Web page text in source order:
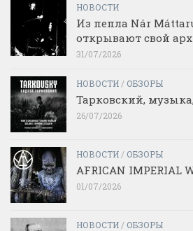
НОВОСТИ
Из пепла Nár
открывают свой
31/07/2026
НОВОСТИ / ОБЗОРЫ
Тарковский,
26/07/2026
НОВОСТИ / ОБЗОРЫ
AFRICAN IMPERIAL
01/07/2026
НОВОСТИ / ОБЗОРЫ